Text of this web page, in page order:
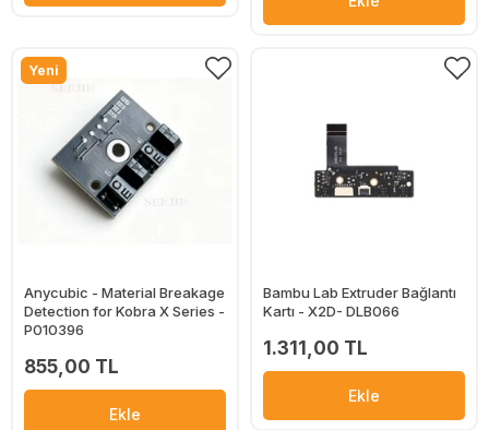
Yeni
Anycubic - Material Breakage
Detection for Kobra X Series -
P010396
855,00 TL
Ekle
Bambu Lab Extruder Bağlantı
Kartı - X2D- DLB066
1.311,00 TL
Ekle